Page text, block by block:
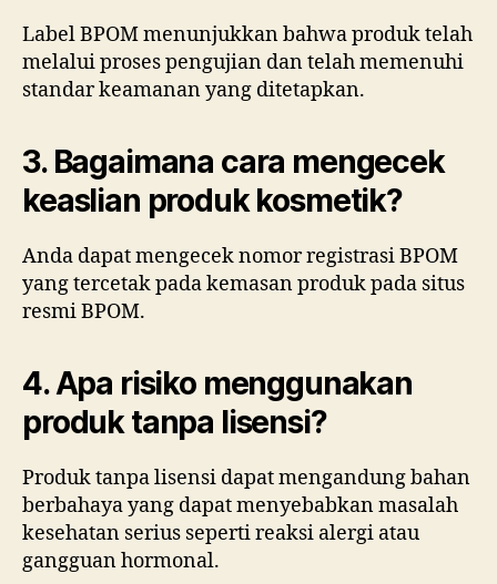
Label BPOM menunjukkan bahwa produk telah
melalui proses pengujian dan telah memenuhi
standar keamanan yang ditetapkan.
3. Bagaimana cara mengecek
keaslian produk kosmetik?
Anda dapat mengecek nomor registrasi BPOM
yang tercetak pada kemasan produk pada situs
resmi BPOM.
4. Apa risiko menggunakan
produk tanpa lisensi?
Produk tanpa lisensi dapat mengandung bahan
berbahaya yang dapat menyebabkan masalah
kesehatan serius seperti reaksi alergi atau
gangguan hormonal.